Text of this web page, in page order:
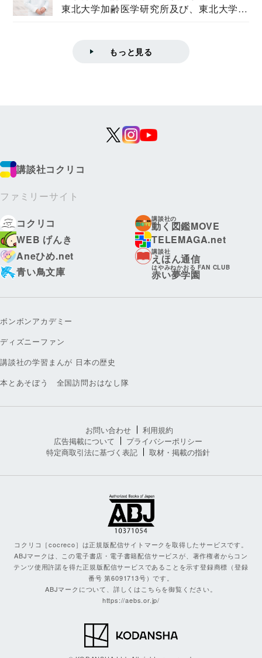
東北大学加齢医学研究所及び、東北大学大
もっと見る
講談社コクリコ
ファミリーサイト
コクリコ
講談社の
動く図鑑MOVE
WEB げんき
TELEMAGA.net
Aneひめ.net
講談社
えほん通信
青い鳥文庫
はやみねかおる FAN CLUB
赤い夢学園
ボンボンアカデミー
ディズニーファン
講談社の学習まんが 日本の歴史
本とあそぼう 全国訪問おはなし隊
お問い合わせ
利用規約
広告掲載について
プライバシーポリシー
特定商取引法に基づく表記
取材・掲載の指針
コクリコ［cocreco］は正規版配信サイトマークを取得したサービスです。
ABJマークは、この電子書店・電子書籍配信サービスが、著作権者からコン
テンツ使用許諾を得た正規版配信サービスであることを示す登録商標（登録
番号 第6091713号）です。
ABJマークについて、詳しくはこちらを御覧ください。
https://aebs.or.jp/